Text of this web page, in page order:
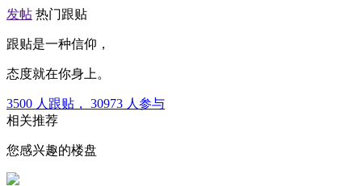
发帖 热门跟贴
跟贴是一种信仰，
态度就在你身上。
3500 人跟贴， 30973 人参与
相关推荐
您感兴趣的楼盘